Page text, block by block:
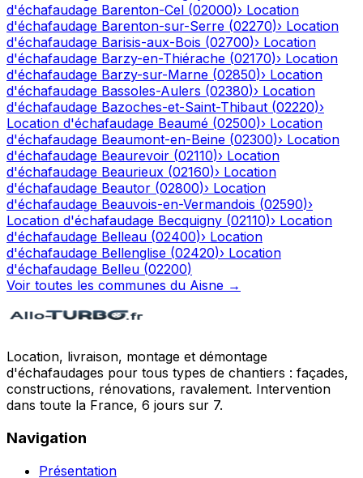
d'échafaudage Barenton-Cel (02000)› Location
d'échafaudage Barenton-sur-Serre (02270)› Location
d'échafaudage Barisis-aux-Bois (02700)› Location
d'échafaudage Barzy-en-Thiérache (02170)› Location
d'échafaudage Barzy-sur-Marne (02850)› Location
d'échafaudage Bassoles-Aulers (02380)› Location
d'échafaudage Bazoches-et-Saint-Thibaut (02220)›
Location d'échafaudage Beaumé (02500)› Location
d'échafaudage Beaumont-en-Beine (02300)› Location
d'échafaudage Beaurevoir (02110)› Location
d'échafaudage Beaurieux (02160)› Location
d'échafaudage Beautor (02800)› Location
d'échafaudage Beauvois-en-Vermandois (02590)›
Location d'échafaudage Becquigny (02110)› Location
d'échafaudage Belleau (02400)› Location
d'échafaudage Bellenglise (02420)› Location
d'échafaudage Belleu (02200)
Voir toutes les communes du Aisne →
Location, livraison, montage et démontage
d'échafaudages pour tous types de chantiers : façades,
constructions, rénovations, ravalement. Intervention
dans toute la France, 6 jours sur 7.
Navigation
Présentation